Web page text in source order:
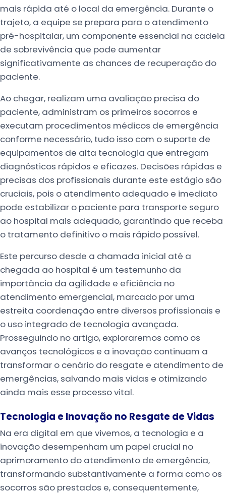
mais rápida até o local da emergência. Durante o
trajeto, a equipe se prepara para o atendimento
pré-hospitalar, um componente essencial na cadeia
de sobrevivência que pode aumentar
significativamente as chances de recuperação do
paciente.
Ao chegar, realizam uma avaliação precisa do
paciente, administram os primeiros socorros e
executam procedimentos médicos de emergência
conforme necessário, tudo isso com o suporte de
equipamentos de alta tecnologia que entregam
diagnósticos rápidos e eficazes. Decisões rápidas e
precisas dos profissionais durante este estágio são
cruciais, pois o atendimento adequado e imediato
pode estabilizar o paciente para transporte seguro
ao hospital mais adequado, garantindo que receba
o tratamento definitivo o mais rápido possível.
Este percurso desde a chamada inicial até a
chegada ao hospital é um testemunho da
importância da agilidade e eficiência no
atendimento emergencial, marcado por uma
estreita coordenação entre diversos profissionais e
o uso integrado de tecnologia avançada.
Prosseguindo no artigo, exploraremos como os
avanços tecnológicos e a inovação continuam a
transformar o cenário do resgate e atendimento de
emergências, salvando mais vidas e otimizando
ainda mais esse processo vital.
Tecnologia e Inovação no Resgate de Vidas
Na era digital em que vivemos, a tecnologia e a
inovação desempenham um papel crucial no
aprimoramento do atendimento de emergência,
transformando substantivamente a forma como os
socorros são prestados e, consequentemente,